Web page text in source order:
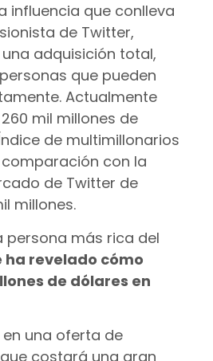
influencia que conlleva
de Twitter,
adquisición total,
que pueden
Actualmente
mil millones de
de multimillonarios
con la
de Twitter de
millones.
persona más rica del
ha revelado cómo
de dólares en
en una oferta de
costará una gran